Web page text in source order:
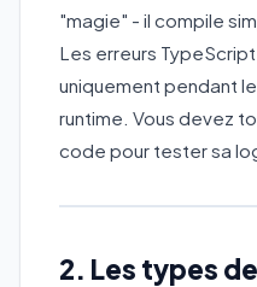
"magie" - il compile
Les erreurs
uniquement pendant
runtime. Vous devez
code pour tester sa
2. Les types